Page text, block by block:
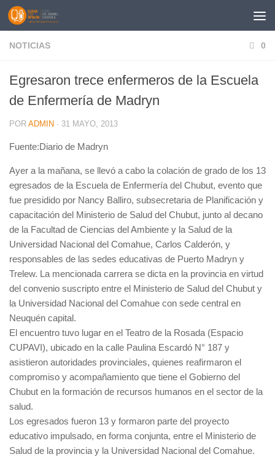
Saltar al contenido
NOTICIAS 0
Egresaron trece enfermeros de la Escuela
de Enfermería de Madryn
POR ADMIN · 31 MAYO, 2013
Fuente:Diario de Madryn
Ayer a la mañana, se llevó a cabo la colación de grado de los 13
egresados de la Escuela de Enfermería del Chubut, evento que
fue presidido por Nancy Balliro, subsecretaria de Planificación y
capacitación del Ministerio de Salud del Chubut, junto al decano
de la Facultad de Ciencias del Ambiente y la Salud de la
Universidad Nacional del Comahue, Carlos Calderón, y
responsables de las sedes educativas de Puerto Madryn y
Trelew. La mencionada carrera se dicta en la provincia en virtud
del convenio suscripto entre el Ministerio de Salud del Chubut y
la Universidad Nacional del Comahue con sede central en
Neuquén capital.
El encuentro tuvo lugar en el Teatro de la Rosada (Espacio
CUPAVI), ubicado en la calle Paulina Escardó N° 187 y
asistieron autoridades provinciales, quienes reafirmaron el
compromiso y acompañamiento que tiene el Gobierno del
Chubut en la formación de recursos humanos en el sector de la
salud.
Los egresados fueron 13 y formaron parte del proyecto
educativo impulsado, en forma conjunta, entre el Ministerio de
Salud de la provincia y la Universidad Nacional del Comahue.